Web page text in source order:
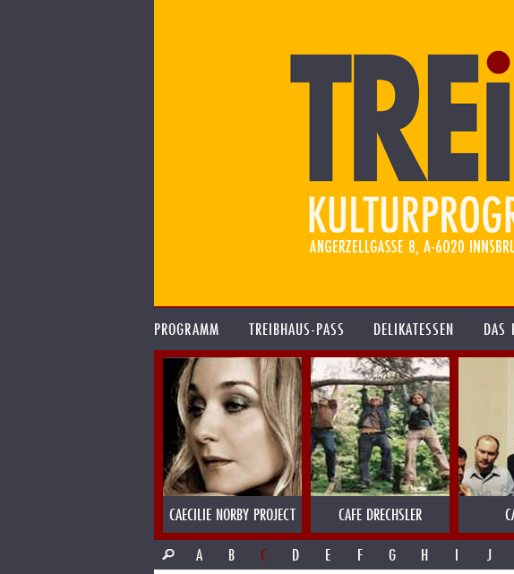
PROGRAMM TREIBHAUS-PASS DELIKATESSEN DAS
CAECILIE NORBY PROJECT CAFE DRECHSLER
A
B C D E F G H I J